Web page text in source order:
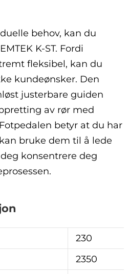
behov, kan du
K-ST. Fordi
fleksibel, kan du
kundeønsker. Den
justerbare guiden
av rør med
betyr at du har
bruke dem til å lede
konsentrere deg
230
2350